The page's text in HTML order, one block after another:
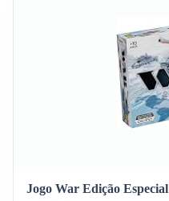
Jogo War Edição Especial